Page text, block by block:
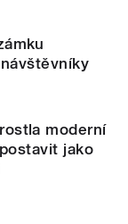
moderní
jako